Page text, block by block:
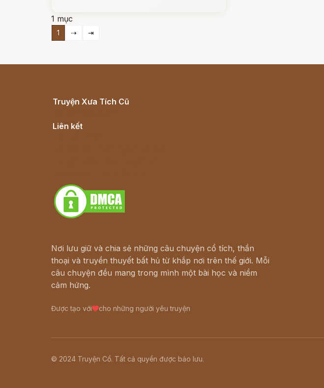
mẹ.
1 mục
1 ⇢ ⇥
Truyện Xưa Tích Cũ
Liên kết
Nơi lưu giữ và chia sẻ những câu chuyện cổ tích, thần
thoại và truyền thuyết bất hủ từ khắp nơi trên thế giới. Mỗi
câu chuyện đều mang trong mình một bài học và niềm
cảm hứng.
Được tạo với cho những người yêu truyện
© 2024 Truyện Cổ. Tất cả quyền được bảo lưu.